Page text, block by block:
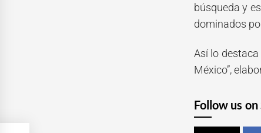
búsqueda y
dominados
Así lo
México”,
Follow us